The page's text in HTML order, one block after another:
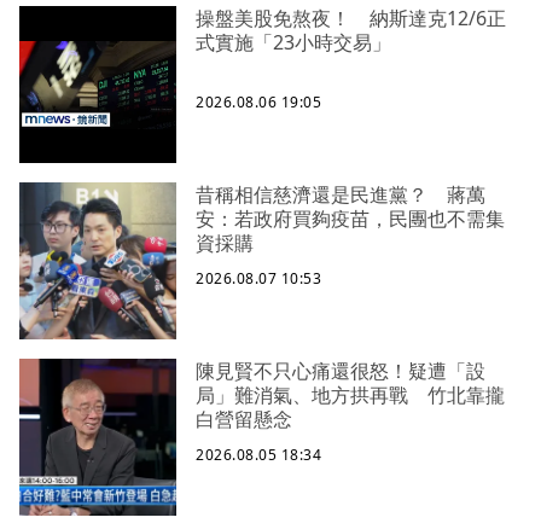
操盤美股免熬夜！ 納斯達克12/6正
式實施「23小時交易」
2026.08.06 19:05
昔稱相信慈濟還是民進黨？ 蔣萬
安：若政府買夠疫苗，民團也不需集
資採購
2026.08.07 10:53
陳見賢不只心痛還很怒！疑遭「設
局」難消氣、地方拱再戰 竹北靠攏
白營留懸念
2026.08.05 18:34